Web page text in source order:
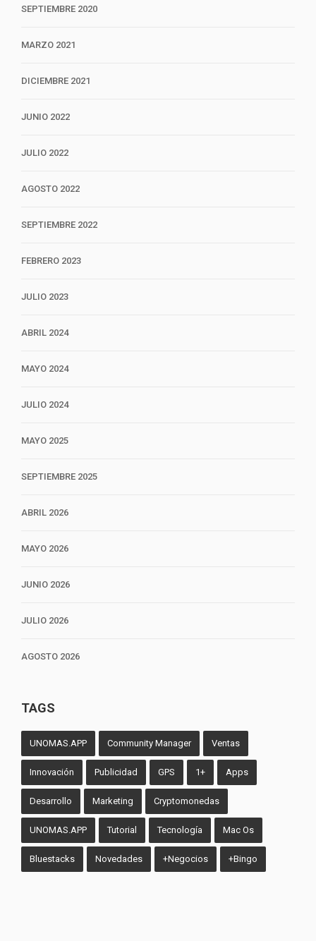
SEPTIEMBRE 2020
MARZO 2021
DICIEMBRE 2021
JUNIO 2022
JULIO 2022
AGOSTO 2022
SEPTIEMBRE 2022
FEBRERO 2023
JULIO 2023
ABRIL 2024
MAYO 2024
JULIO 2024
MAYO 2025
SEPTIEMBRE 2025
ABRIL 2026
MAYO 2026
JUNIO 2026
JULIO 2026
AGOSTO 2026
TAGS
UNOMAS.APP Community Manager Ventas
Innovación Publicidad GPS 1+ Apps
Desarrollo Marketing Cryptomonedas
UNOMAS.APP Tutorial Tecnología Mac Os
Bluestacks Novedades +Negocios +Bingo